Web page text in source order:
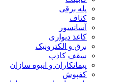
پله برقی
کناف
آسانسور
کاغذ دیواری
برق و الکترونیک
سقف کاذب
پیمانکاران و انبوه سازان
کفپوش